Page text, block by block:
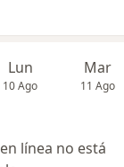
Lun
10 Ago
Mar
11 Ago
línea no está